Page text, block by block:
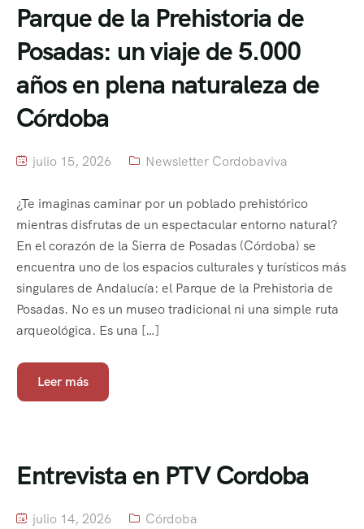
Parque de la Prehistoria de
Posadas: un viaje de 5.000
años en plena naturaleza de
Córdoba
julio 15, 2026 Newsletter Cordobaviva
¿Te imaginas caminar por un poblado prehistórico
mientras disfrutas de un espectacular entorno natural?
En el corazón de la Sierra de Posadas (Córdoba) se
encuentra uno de los espacios culturales y turísticos más
singulares de Andalucía: el Parque de la Prehistoria de
Posadas. No es un museo tradicional ni una simple ruta
arqueológica. Es una […]
Leer más
Entrevista en PTV Cordoba
julio 14, 2026 Córdoba